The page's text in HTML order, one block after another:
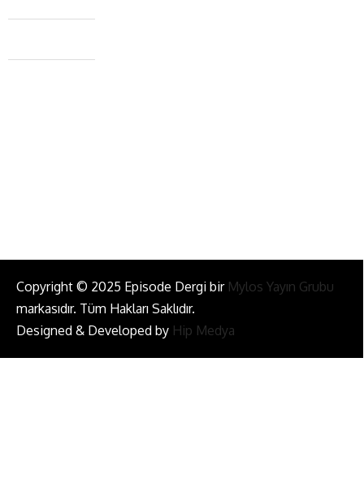
Caferağa Mah. Dr. Şakir Paşa Sok. No3/A Kadıköy İstanbul
+90 543 345 46 00
Copyright © 2025 Episode Dergi bir Mylos Yayın Grubu
markasıdır. Tüm Hakları Saklıdır.
Designed & Developed by Hip Medya